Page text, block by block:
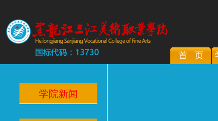
首 页
学院新闻